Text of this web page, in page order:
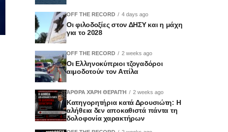
OFF THE RECORD 4 days ago
Οι φιλοδοξίες στον ΔΗΣΥ και η μάχη
για το 2028
OFF THE RECORD 2 weeks ago
Οι Ελληνοκύπριοι τζογαδόροι
αιμοδοτούν τον Αττίλα
ΆΡΘΡΑ ΧΆΡΗ ΘΕΡΑΠΉ 2 weeks ago
Κατηγορητήρια κατά Δρουσιώτη: Η
αλήθεια δεν αποκαθιστά πάντα τη
δολοφονία χαρακτήρων